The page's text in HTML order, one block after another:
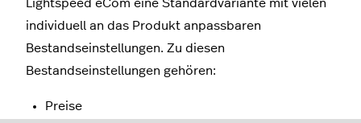
Lightspeed eCom eine Standardvariante mit vielen
individuell an das Produkt anpassbaren
Bestandseinstellungen. Zu diesen
Bestandseinstellungen gehören:
Preise